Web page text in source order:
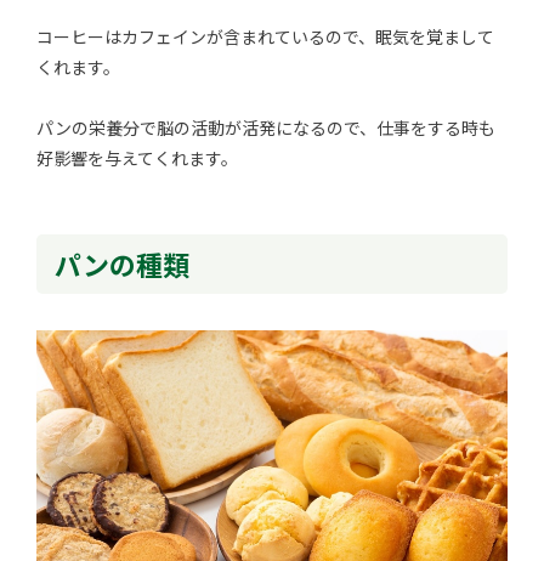
コーヒーはカフェインが含まれているので、眠気を覚まして
くれます。
パンの栄養分で脳の活動が活発になるので、仕事をする時も
好影響を与えてくれます。
パンの種類